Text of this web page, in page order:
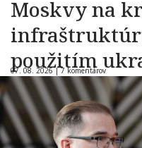
Moskvy na
použitím
07. 08. 2026 |7 komentárov